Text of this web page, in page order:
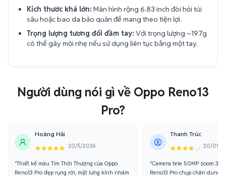
Kích thước khá lớn: Màn hình rộng 6.83 inch đòi hỏi túi
sâu hoặc bao da bảo quản để mang theo tiện lợi.
Trọng lượng tương đối đầm tay: Với trọng lượng ~197g
có thể gây mỏi nhẹ nếu sử dụng liên tục bằng một tay.
Người dùng nói gì về Oppo Reno13
Pro?
Hoàng Hải
20/5/2026
"Thiết kế màu Tím Thời Thượng của Oppo
Reno13 Pro đẹp rụng rời, mặt lưng kính nhám
Thanh Trúc
20/05/
"Camera tele 50MP zoom
Reno13 Pro chụp chân dung